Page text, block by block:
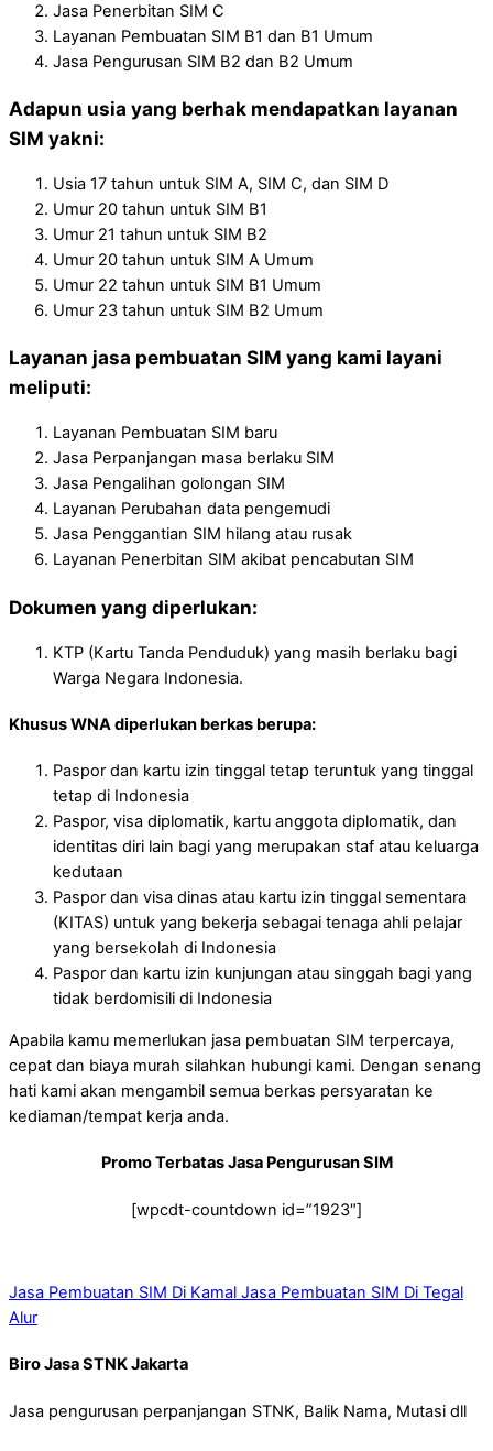
Jasa Penerbitan SIM C
Layanan Pembuatan SIM B1 dan B1 Umum
Jasa Pengurusan SIM B2 dan B2 Umum
Adapun usia yang berhak mendapatkan layanan
SIM yakni:
Usia 17 tahun untuk SIM A, SIM C, dan SIM D
Umur 20 tahun untuk SIM B1
Umur 21 tahun untuk SIM B2
Umur 20 tahun untuk SIM A Umum
Umur 22 tahun untuk SIM B1 Umum
Umur 23 tahun untuk SIM B2 Umum
Layanan jasa pembuatan SIM yang kami layani
meliputi:
Layanan Pembuatan SIM baru
Jasa Perpanjangan masa berlaku SIM
Jasa Pengalihan golongan SIM
Layanan Perubahan data pengemudi
Jasa Penggantian SIM hilang atau rusak
Layanan Penerbitan SIM akibat pencabutan SIM
Dokumen yang diperlukan:
KTP (Kartu Tanda Penduduk) yang masih berlaku bagi
Warga Negara Indonesia.
Khusus WNA diperlukan berkas berupa:
Paspor dan kartu izin tinggal tetap teruntuk yang tinggal
tetap di Indonesia
Paspor, visa diplomatik, kartu anggota diplomatik, dan
identitas diri lain bagi yang merupakan staf atau keluarga
kedutaan
Paspor dan visa dinas atau kartu izin tinggal sementara
(KITAS) untuk yang bekerja sebagai tenaga ahli pelajar
yang bersekolah di Indonesia
Paspor dan kartu izin kunjungan atau singgah bagi yang
tidak berdomisili di Indonesia
Apabila kamu memerlukan jasa pembuatan SIM terpercaya,
cepat dan biaya murah silahkan hubungi kami. Dengan senang
hati kami akan mengambil semua berkas persyaratan ke
kediaman/tempat kerja anda.
Promo Terbatas Jasa Pengurusan SIM
[wpcdt-countdown id=”1923″]
Jasa Pembuatan SIM Di Kamal Jasa Pembuatan SIM Di Tegal
Alur
Biro Jasa STNK Jakarta
Jasa pengurusan perpanjangan STNK, Balik Nama, Mutasi dll